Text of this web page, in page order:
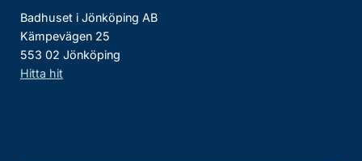
Badhuset i Jönköping AB
Kämpevägen 25
553 02 Jönköping
Hitta hit